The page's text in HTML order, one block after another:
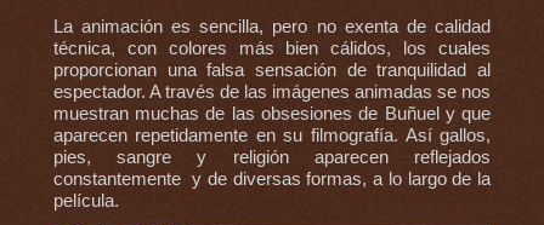
La animación es sencilla, pero no exenta de calidad
técnica, con colores más bien cálidos, los cuales
proporcionan una falsa sensación de tranquilidad al
espectador. A través de las imágenes animadas se nos
muestran muchas de las obsesiones de Buñuel y que
aparecen repetidamente en su filmografía. Así gallos,
pies, sangre y religión aparecen reflejados
constantemente y de diversas formas, a lo largo de la
película.